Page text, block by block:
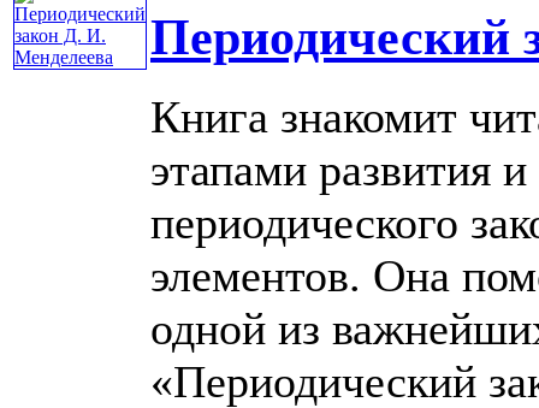
Периодический
Книга знакомит
этапами развития
периодического
элементов. Она
одной из
«Периодический